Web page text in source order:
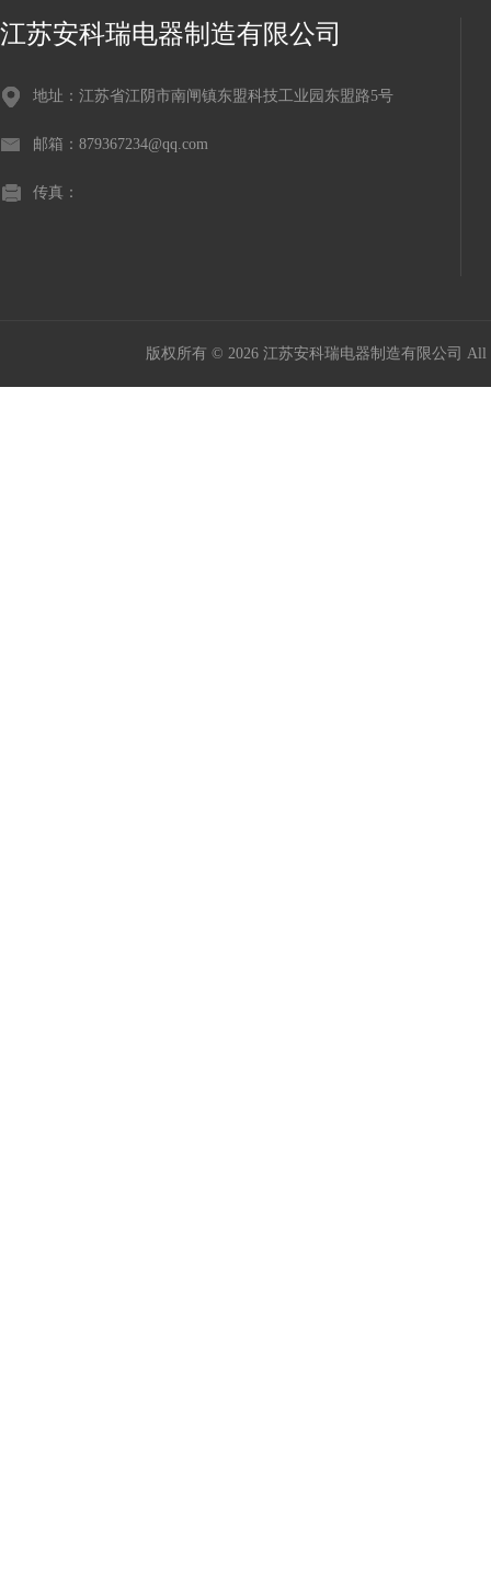
江苏安科瑞电器制造有限公司
地址：江苏省江阴市南闸镇东盟科技工业园东盟路5号
邮箱：879367234@qq.com
传真：
版权所有 © 2026 江苏安科瑞电器制造有限公司